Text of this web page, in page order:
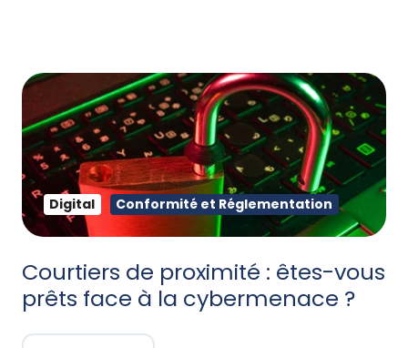
Courtiers de proximité : êtes-vous
prêts face à la cybermenace ?
Digital Conformité et Réglementation